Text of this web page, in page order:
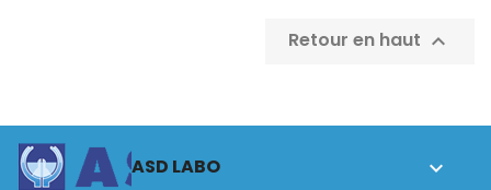
Retour en haut 
ASD LABO 